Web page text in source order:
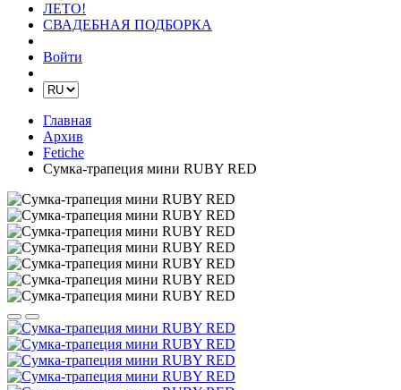
ЛЕТО!
СВАДЕБНАЯ ПОДБОРКА
Войти
Главная
Архив
Fetiche
Сумка-трапеция мини RUBY RED